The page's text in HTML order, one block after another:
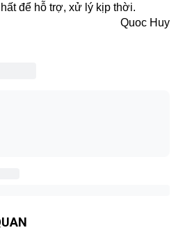
để hỗ trợ, xử lý kịp thời.
Quoc Huy